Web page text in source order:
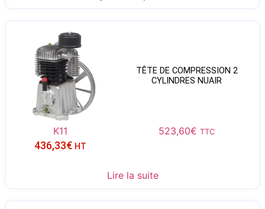
TÊTE DE COMPRESSION 2
CYLINDRES NUAIR
K11 523,60€ TTC
436,33€ HT
Lire la suite